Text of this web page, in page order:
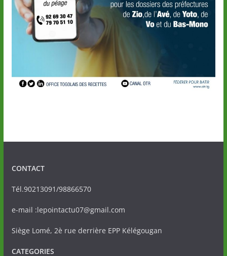
CONTACT
Tél.90213091/98866570
e-mail :lepointactu07@gmail.com
Siège Lomé, 2è rue derrière EPP Kélégougan
CATEGORIES